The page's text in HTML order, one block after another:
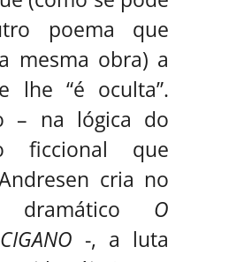
poema que
mesma obra) a
lhe “é oculta”.
– na lógica do
ficcional que
cria no
dramático O
-, a luta